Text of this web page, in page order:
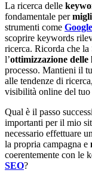
La ricerca delle
fondamentale per
strumenti come
scoprire keywords
ricerca. Ricorda che
l’ottimizzazione delle
processo. Mantieni il
alle tendenze di
visibilità online del tuo
Qual è il passo
importanti per il mio
necessario effettuare
la propria campagna e
coerentemente con le
SEO?